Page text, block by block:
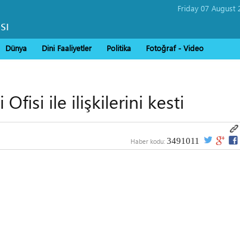
Dünya Dini Faaliyetler Politika Fotoğraf - Video
Ofisi ile ilişkilerini kesti
Haber kodu: 3491011